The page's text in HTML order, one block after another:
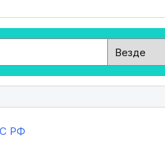
РФ